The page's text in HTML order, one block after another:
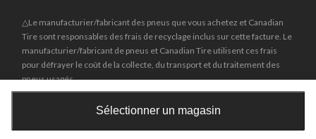
Sélectionner un magasin
△Le manufacturier/fabricant des pneus que vous achetez et Canadian
Tire sont responsables des frais de recyclage inclus sur cette facture. Le
manufacturier/fabricant de pneus et Canadian Tire utilisent ces frais
pour défrayer le coût de la collecte, du transport et du traitement des
pneus usagés.
MD
marques de commerce déposées de la Société Canadian Tire Limitée.